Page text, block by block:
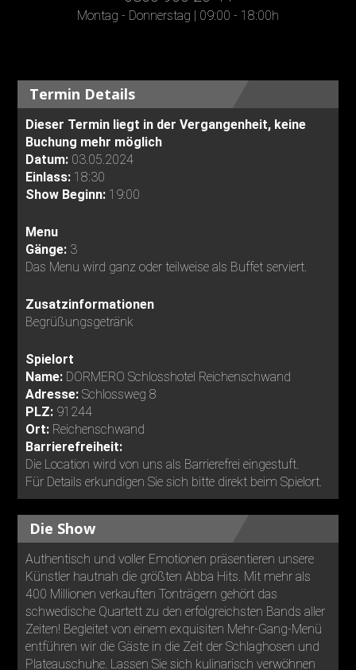
Montag - Donnerstag | 09:00 - 18:00h
Termin Details
Dieser Termin liegt in der Vergangenheit, keine
Buchung mehr möglich
Datum: 03.05.2024
Einlass: 18:30
Show Beginn: 19:00
Menu
Gänge: 3
Das Menu wird ganz oder teilweise als Buffet serviert.
Zusatzinformationen
Begrüßungsgetränk
Spielort
Name: DORMERO Schlosshotel Reichenschwand
Adresse:Schlossweg 8
PLZ: 91244
Ort: Reichenschwand
Barrierefreiheit:
Die Location wird von uns als Barrierefrei eingestuft.
Für Details erkundigen Sie sich bitte direkt beim Spielort.
Die Show
Authentisch und voller Emotionen präsentieren unsere
Künstler hautnah die größten Abba Hits. Mit mehr als
400 Millionen verkauften Tonträgern gehört das
schwedische Quartett zu den erfolgreichsten Bands aller
Zeiten! Begleitet von einem exquisiten Mehr-Gang-Menü
entführen wir die Gäste in die Zeit der Schlaghosen und
Plateauschuhe. Lassen Sie sich kulinarisch verwöhnen